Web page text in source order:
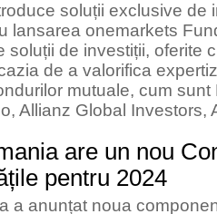
soluții exclusive de
lansarea onemarkets
soluții de investiții, oferite
de a valorifica
mutuale, cum
Allianz Global Investors,
are un nou
pentru 2024
a anunțat noua